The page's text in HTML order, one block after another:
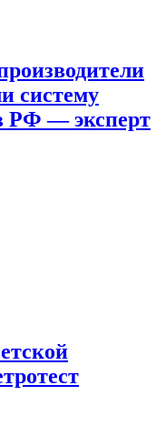
систему
РФ — эксперт